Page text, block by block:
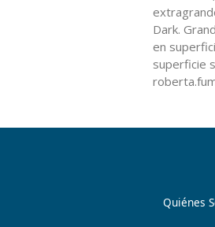
Dark.
en
superficie
Quiénes